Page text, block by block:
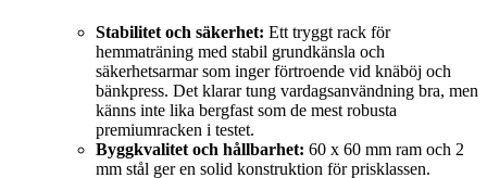
Stabilitet och säkerhet: Ett tryggt rack för
hemmaträning med stabil grundkänsla och
säkerhetsarmar som inger förtroende vid knäböj och
bänkpress. Det klarar tung vardagsanvändning bra, men
känns inte lika bergfast som de mest robusta
premiumracken i testet.
Byggkvalitet och hållbarhet: 60 x 60 mm ram och 2
mm stål ger en solid konstruktion för prisklassen.